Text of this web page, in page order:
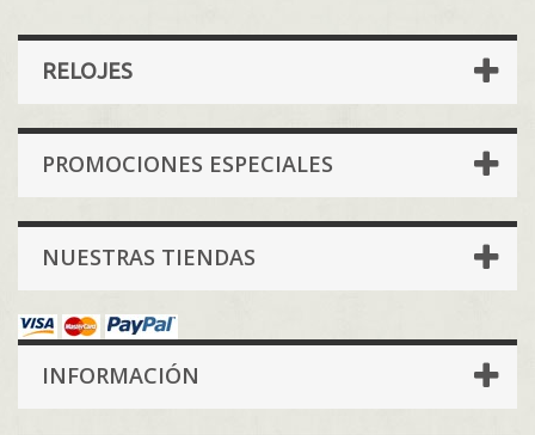
RELOJES
PROMOCIONES ESPECIALES
NUESTRAS TIENDAS
INFORMACIÓN